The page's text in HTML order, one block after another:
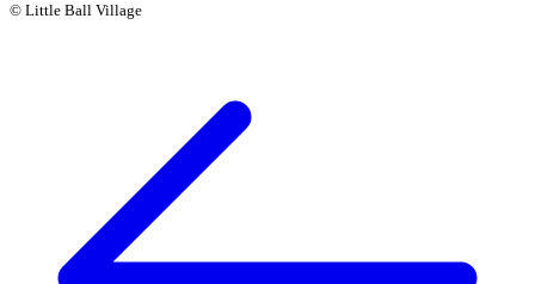
© Little Ball Village